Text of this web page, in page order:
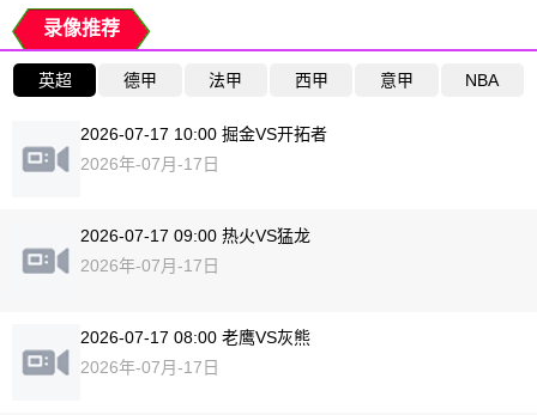
录像推荐
英超 德甲 法甲 西甲 意甲 NBA
2026-07-17 10:00 掘金VS开拓者
2026年-07月-17日
2026-07-17 09:00 热火VS猛龙
2026年-07月-17日
2026-07-17 08:00 老鹰VS灰熊
2026年-07月-17日